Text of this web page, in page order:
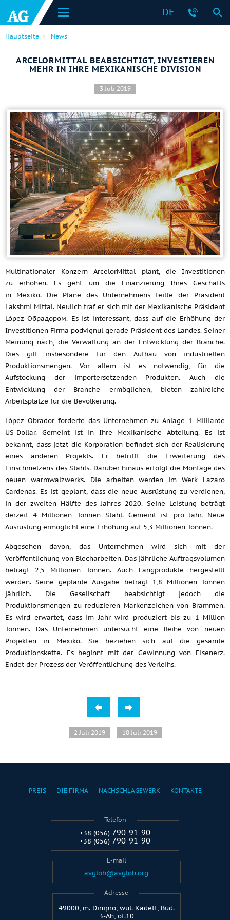
DE
Hauptseite News
ARCELORMITTAL BEABSICHTIGT, INVESTIEREN
MEHR IN IHRE MEXIKANISCHE DIVISION
3 Juli 2019
Multinationaler Konzern ArcelorMittal plant, die Investitionen
zu erhöhen. Es geht um die Finanzierung Ihres Geschäfts
in Mexiko. Die Pläne des Unternehmens teilte der Präsident
Lakshmi Mittal. Neulich traf er sich mit der Mexikanische Präsident
López Обрадором. Es ist interessant, dass auf die Erhöhung der
Investitionen Firma podvignul gerade Präsident des Landes. Seiner
Meinung nach, die Verwaltung an der Entwicklung der Branche.
Dies gilt insbesondere für den Aufbau von industriellen
Produktionsmengen. Vor allem ist es notwendig, für die
Aufstockung der importersetzenden Produkten. Auch die
Entwicklung der Branche ermöglichen, bieten zahlreiche
Arbeitsplätze für die Bevölkerung.
López Obrador forderte das Unternehmen zu Anlage 1 Milliarde
US-Dollar. Gemeint ist in Ihre Mexikanische Abteilung. Es ist
bekannt, dass jetzt die Korporation befindet sich der Realisierung
eines anderen Projekts. Er betrifft die Erweiterung des
Einschmelzens des Stahls. Darüber hinaus erfolgt die Montage des
neuen warmwalzwerks. Die arbeiten werden im Werk Lazaro
Cardenas. Es ist geplant, dass die neue Ausrüstung zu verdienen,
in der zweiten Hälfte des Jahres 2020. Seine Leistung beträgt
derzeit 4 Millionen Tonnen Stahl. Gemeint ist pro Jahr. Neue
Ausrüstung ermöglicht eine Erhöhung auf 5,3 Millionen Tonnen.
Abgesehen davon, das Unternehmen wird sich mit der
Veröffentlichung von Blecharbeiten. Das jährliche Auftragsvolumen
beträgt 2,5 Millionen Tonnen. Auch Langprodukte hergestellt
werden. Seine geplante Ausgabe beträgt 1,8 Millionen Tonnen
jährlich. Die Gesellschaft beabsichtigt jedoch die
Produktionsmengen zu reduzieren Markenzeichen von Brammen.
Es wird erwartet, dass im Jahr wird produziert bis zu 1 Million
Tonnen. Das Unternehmen untersucht eine Reihe von neuen
Projekten in Mexiko. Sie beziehen sich auf die gesamte
Produktionskette. Es beginnt mit der Gewinnung von Eisenerz.
Endet der Prozess der Veröffentlichung des Verleihs.
2 Juli 2019 10 Juli 2019
PREIS DIE FIRMA NACHSCHLAGEWERK KONTAKTE
Telefon
+38 (056) 790-91-90
+38 (056) 790-91-90
E-mail
avglob@avglob.org
Adresse
49000, m. Dinipro, wul. Kadett, Bud.
3-Ah, of.10